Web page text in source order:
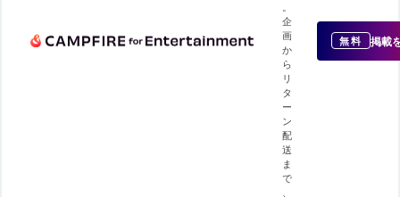
企
画
か
ら
リ
タ
ー
ン
配
送
ま
で
無料 掲載